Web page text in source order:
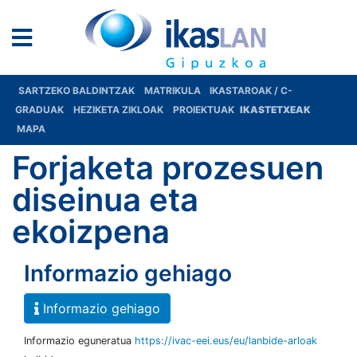
SARTZEKO BALDINTZAK MATRIKULA
IKASTAROAK / C-
GRADUAK
HEZIKETA ZIKLOAK PROIEKTUAK IKASTETXEAK
MAPA
Forjaketa prozesuen
diseinua eta
ekoizpena
Informazio gehiago
Informazio gehiago
Informazio eguneratua https://ivac-eei.eus/eu/lanbide-arloak